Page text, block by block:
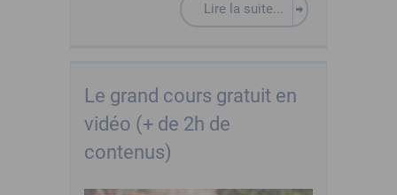
Lire la suite...
Le grand cours gratuit en
vidéo (+ de 2h de
contenus)